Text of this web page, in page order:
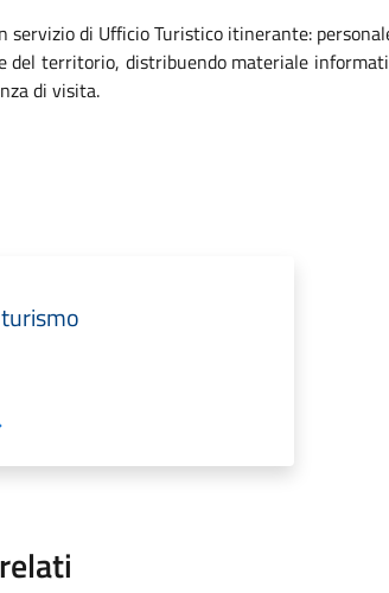
servizio di Ufficio Turistico itinerante:
del territorio, distribuendo materiale
di visita.